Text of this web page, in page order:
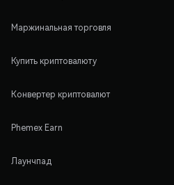
Маржинальная торговля
Купить криптовалюту
Конвертер криптовалют
Phemex Earn
Лаунчпад